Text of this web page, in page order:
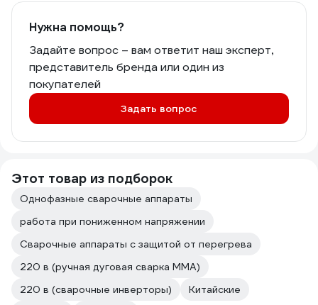
Нужна помощь?
Задайте вопрос – вам ответит наш эксперт,
представитель бренда или один из
покупателей
Задать вопрос
Этот товар из подборок
Однофазные сварочные аппараты
работа при пониженном напряжении
Сварочные аппараты с защитой от перегрева
220 в (ручная дуговая сварка MMA)
220 в (сварочные инверторы)
Китайские